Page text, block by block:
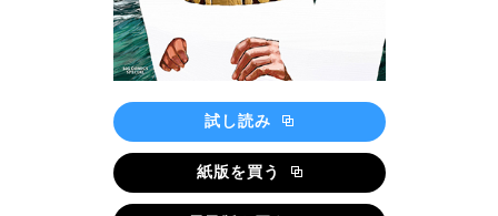
試し読み
紙版を買う